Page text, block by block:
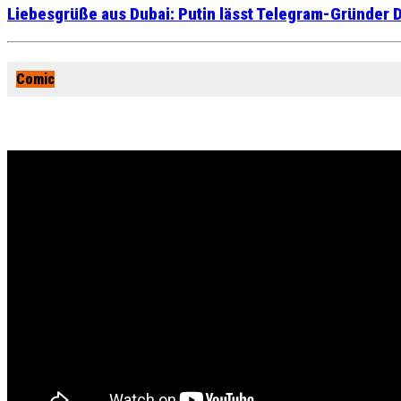
Liebesgrüße aus Dubai: Putin lässt Telegram-Gründer
Comic